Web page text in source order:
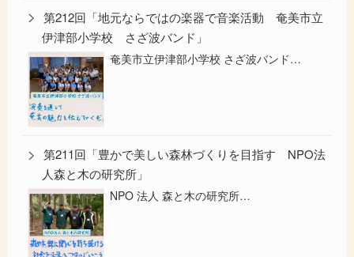
第212回「地元ならではの楽器で音楽活動 奄美市立
伊津部小学校 さざ波バンド」
奄美市立伊津部小学校 さざ波バンド…
第211回「豊かで美しい森林づくりを目指す NPO法
人森と木の研究所」
NPO 法人 森と木の研究所…